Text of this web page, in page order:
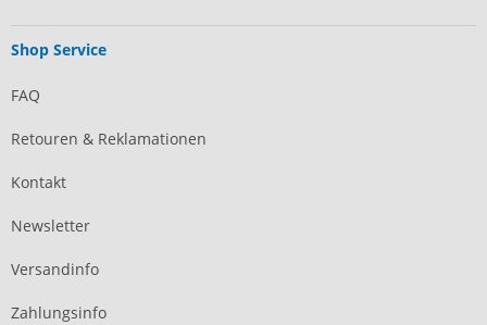
Shop Service
FAQ
Retouren & Reklamationen
Kontakt
Newsletter
Versandinfo
Zahlungsinfo